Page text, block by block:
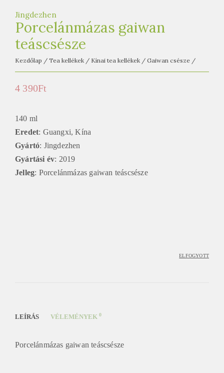
t
e
a
h
á
z
Jingdezhen
Porcelánmázas gaiwan
teáscsésze
Kezdőlap / Tea kellékek / Kínai tea kellékek / Gaiwan csésze /
4 390Ft
140 ml
Eredet: Guangxi, Kína
Gyártó: Jingdezhen
Gyártási év: 2019
Jelleg: Porcelánmázas gaiwan teáscsésze
ELFOGYOTT
LEÍRÁS VÉLEMÉNYEK 0
Porcelánmázas gaiwan teáscsésze